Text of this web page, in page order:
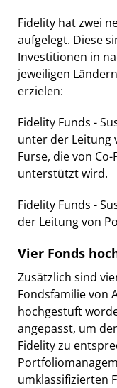
Fidelity hat zwei
aufgelegt. Diese
Investitionen in
jeweiligen
erzielen:
Fidelity Funds -
unter der Leitung
Furse, die von
unterstützt wird.
Fidelity Funds -
der Leitung von
Vier Fonds
Zusätzlich sind
Fondsfamilie von
hochgestuft
angepasst, um
Fidelity zu
umklassifizierten